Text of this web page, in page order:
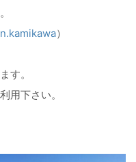
）
す。
用下さい。